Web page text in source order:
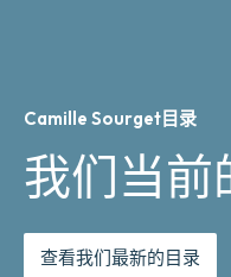
Camille Sourget目录
我们当前
查看我们最新的目录